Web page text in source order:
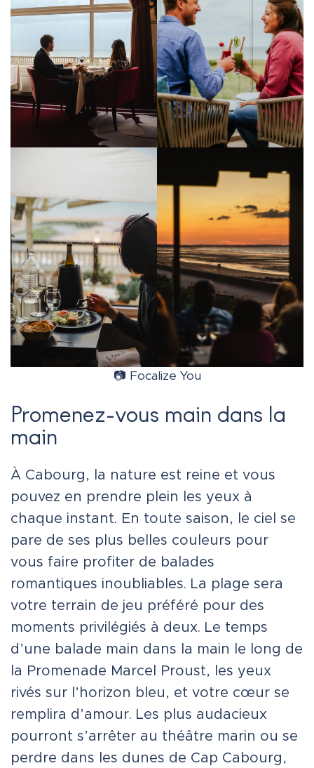
📷 Focalize You
Promenez-vous main dans la
main
À Cabourg, la nature est reine et vous
pouvez en prendre plein les yeux à
chaque instant. En toute saison, le ciel se
pare de ses plus belles couleurs pour
vous faire profiter de balades
romantiques inoubliables. La plage sera
votre terrain de jeu préféré pour des
moments privilégiés à deux. Le temps
d’une balade main dans la main le long de
la Promenade Marcel Proust, les yeux
rivés sur l’horizon bleu, et votre cœur se
remplira d’amour. Les plus audacieux
pourront s’arrêter au théâtre marin ou se
perdre dans les dunes de Cap Cabourg,